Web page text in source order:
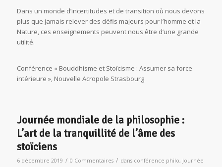
Dans un monde d’incertitudes et de transition où nous devons
plus que jamais relever des défis majeurs pour l’homme et la
Nature, ces enseignements peuvent nous être d’une grande
utilité.
Conférence « Bouddhisme et Stoïcisme : Assumer sa force
intérieure », Nouvelle Acropole Strasbourg
Journée mondiale de la philosophie :
L’art de la tranquillité de l’âme des
stoïciens
6 décembre 2019 / 0 Commentaires / dans conférence philo, Journée